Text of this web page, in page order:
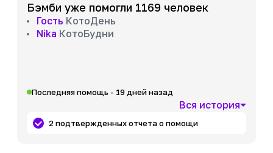
Бэмби уже помогли 1169 человек
Гость КотоДень
Nika КотоБудни
Последняя помощь - 19 дней назад
Вся история
2 подтвержденных отчета о помощи